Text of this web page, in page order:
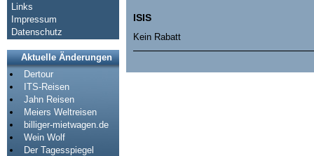
Links
Impressum
Datenschutz
Aktuelle Änderungen
Dertour
ITS-Reisen
Jahn Reisen
Meiers Weltreisen
billiger-mietwagen.de
Wein Wolf
Der Tagesspiegel
ISIS
Kein Rabatt